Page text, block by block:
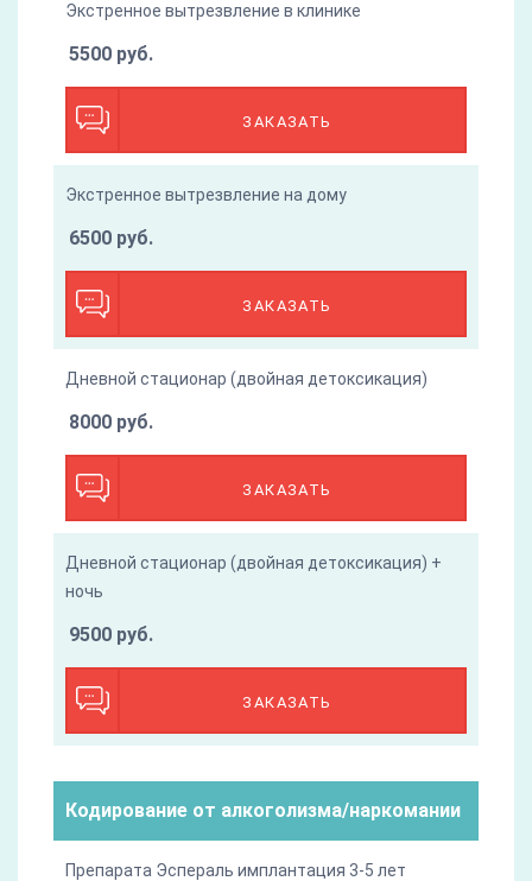
Экстренное вытрезвление в клинике
ЗАКАЗАТЬ
5500 руб.
Экстренное вытрезвление на дому
ЗАКАЗАТЬ
6500 руб.
Дневной стационар (двойная детоксикация)
ЗАКАЗАТЬ
8000 руб.
Дневной стационар (двойная детоксикация) +
ночь
ЗАКАЗАТЬ
9500 руб.
Кодирование от алкоголизма/наркомании
Препарата Эспераль имплантация 3-5 лет